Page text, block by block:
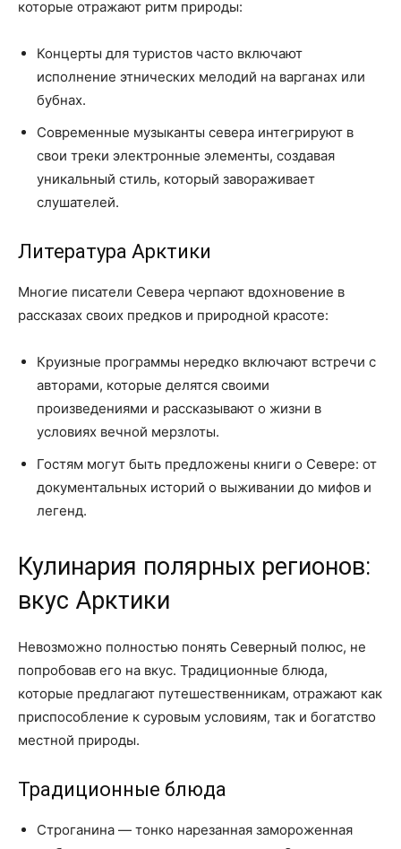
которые отражают ритм природы:
Концерты для туристов часто включают
исполнение этнических мелодий на варганах или
бубнах.
Современные музыканты севера интегрируют в
свои треки электронные элементы, создавая
уникальный стиль, который завораживает
слушателей.
Литература Арктики
Многие писатели Севера черпают вдохновение в
рассказах своих предков и природной красоте:
Круизные программы нередко включают встречи с
авторами, которые делятся своими
произведениями и рассказывают о жизни в
условиях вечной мерзлоты.
Гостям могут быть предложены книги о Севере: от
документальных историй о выживании до мифов и
легенд.
Кулинария полярных регионов:
вкус Арктики
Невозможно полностью понять Северный полюс, не
попробовав его на вкус. Традиционные блюда,
которые предлагают путешественникам, отражают как
приспособление к суровым условиям, так и богатство
местной природы.
Традиционные блюда
Строганина — тонко нарезанная замороженная